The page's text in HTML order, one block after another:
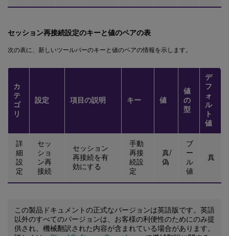
セッション再接続設定のキーと値のペアの表
次の表に、新しいツールバーのキーと値のペアの情報を示します。
カ
テ
ゴ
リ
設定 項目の説明 キー 値
値
の
型
デ
フ
ォ
ル
ト
値
詳
細
設
定
セッ
ショ
ン再
接続
セッション
再接続を有
効にする
手動
再接
続設
定
真/
偽
ブ
ー
ル
値
真
この製品ドキュメントの正式なバージョンは英語版です。英語
以外のすべてのバージョンは、お客様の利便性のためにのみ提
供され、機械翻訳された内容が含まれている場合があります。